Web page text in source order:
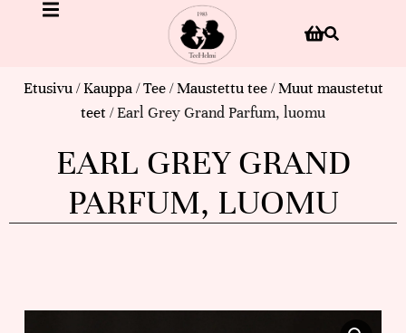
Etusivu/Kauppa/Tee/Maustettu tee/Muut maustetut
teet / Earl Grey Grand Parfum, luomu
EARL GREY GRAND
PARFUM, LUOMU